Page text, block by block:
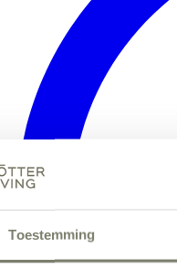
Toestemming